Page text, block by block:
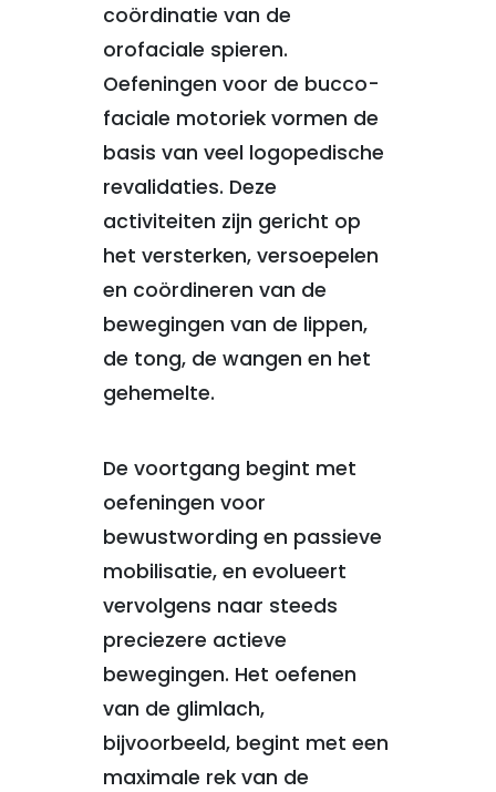
coördinatie van de
orofaciale spieren.
Oefeningen voor de bucco-
faciale motoriek vormen de
basis van veel logopedische
revalidaties. Deze
activiteiten zijn gericht op
het versterken, versoepelen
en coördineren van de
bewegingen van de lippen,
de tong, de wangen en het
gehemelte.
De voortgang begint met
oefeningen voor
bewustwording en passieve
mobilisatie, en evolueert
vervolgens naar steeds
preciezere actieve
bewegingen. Het oefenen
van de glimlach,
bijvoorbeeld, begint met een
maximale rek van de